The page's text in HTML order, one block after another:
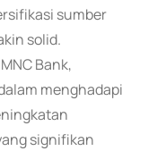
sumber
solid.
Bank,
menghadapi
signifikan